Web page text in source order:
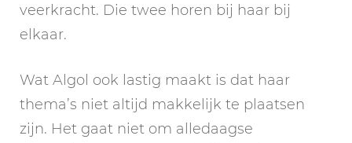
veerkracht. Die twee horen bij haar bij
elkaar.
Wat Algol ook lastig maakt is dat haar
thema’s niet altijd makkelijk te plaatsen
zijn. Het gaat niet om alledaagse